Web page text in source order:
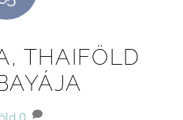
THAIFÖLD